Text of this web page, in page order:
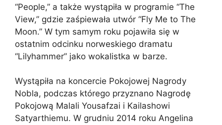
“People,” a także wystąpiła w programie “The
View,” gdzie zaśpiewała utwór “Fly Me to The
Moon.” W tym samym roku pojawiła się w
ostatnim odcinku norweskiego dramatu
“Lilyhammer” jako wokalistka w barze.
Wystąpiła na koncercie Pokojowej Nagrody
Nobla, podczas którego przyznano Nagrodę
Pokojową Malali Yousafzai i Kailashowi
Satyarthiemu. W grudniu 2014 roku Angelina